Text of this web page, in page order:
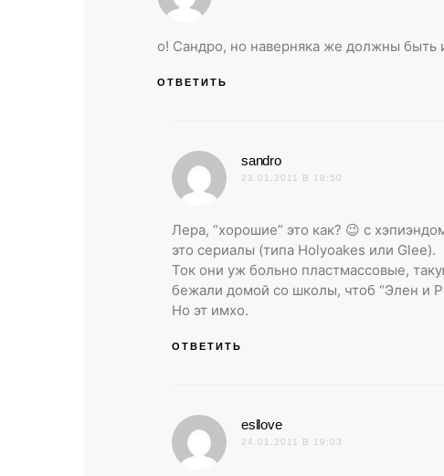
о! Сандро, но наверняка же должны
ОТВЕТИТЬ
sandro:
23.01.2011 В 18:50
Лера, “хорошие” это как? 😉 с
это сериалы (типа Holyoakes или Glee).
Ток они уж больно пластмассовые,
бежали домой со школы, чтоб “Элен и
Но эт имхо.
ОТВЕТИТЬ
esllove:
24.01.2011 В 19:03